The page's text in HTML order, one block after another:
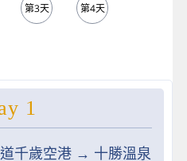
第3天 第4天
1
千歲空港 → 十勝溫泉